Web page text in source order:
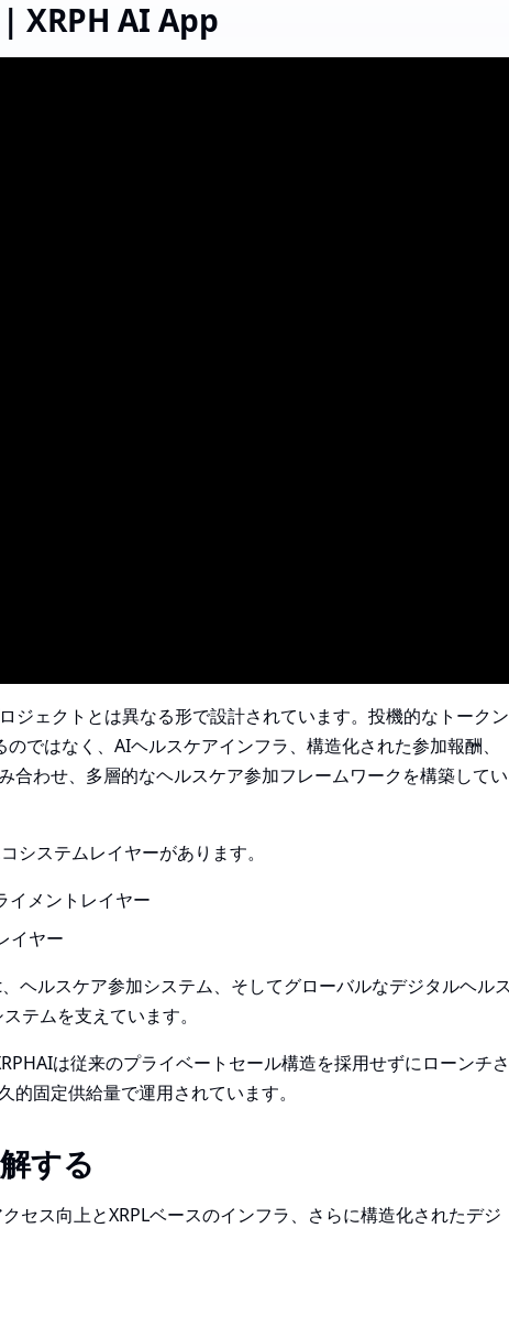
XRPH AI App
ジェクトとは異なる形で設計されています。投機的なトークン
ではなく、AIヘルスケアインフラ、構造化された参加報酬、
合わせ、多層的なヘルスケア参加フレームワークを構築してい
システムレイヤーがあります。
イメントレイヤー
イヤー
ヘルスケア参加システム、そしてグローバルなデジタルヘル
テムを支えています。
は従来のプライベートセール構造を採用せずにローンチさ
固定供給量で運用されています。
する
セス向上とXRPLベースのインフラ、さらに構造化されたデジ